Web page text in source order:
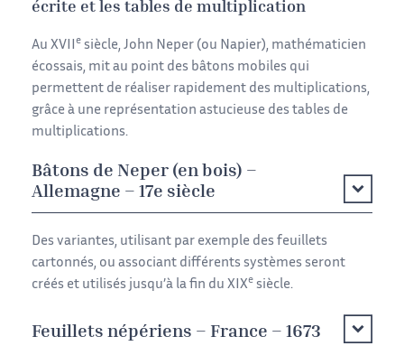
écrite et les tables de multiplication
Au XVII e siècle, John Neper (ou Napier), mathématicien
écossais, mit au point des bâtons mobiles qui
permettent de réaliser rapidement des multiplications,
grâce à une représentation astucieuse des tables de
multiplications.
Bâtons de Neper (en bois) –
Allemagne – 17e siècle
Des variantes, utilisant par exemple des feuillets
cartonnés, ou associant différents systèmes seront
créés et utilisés jusqu’à la fin du XIXe siècle.
Feuillets népériens – France – 1673